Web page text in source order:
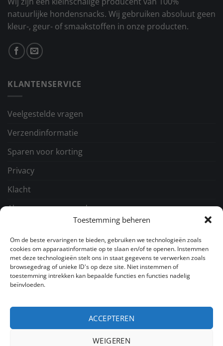
Toestemming beheren
Om de beste ervaringen te bieden, gebruiken we technologieën zoals
cookies om apparaatinformatie op te slaan en/of te openen. Instemmen
met deze technologieën stelt ons in staat gegevens te verwerken zoals
browsegedrag of unieke ID's op deze site. Niet instemmen of
toestemming intrekken kan bepaalde functies en functies nadelig
beïnvloeden.
ACCEPTEREN
WEIGEREN
natuurlijke hondensnacks. Wij gebruiken absoluut geen
kleur-, geur- of smaakstoffen in onze producten.
KLANTENSERVICE
Veelgestelde vragen
Verzendinformatie
Sparen voor korting
Privacy
Klacht
Algemene voorwaarden
GA NAAR
Over ons
Snacks